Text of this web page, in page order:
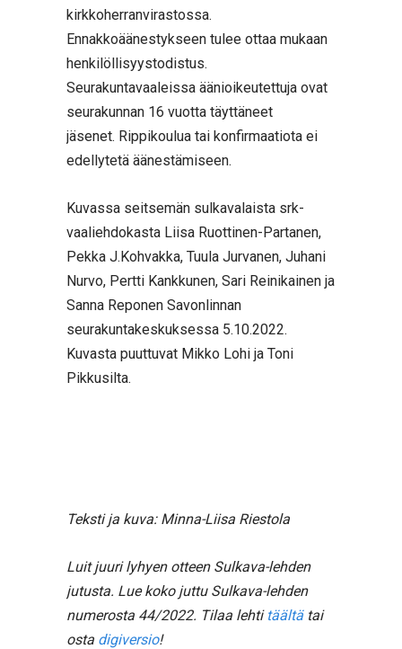
kirkkoherranvirastossa.
Ennakkoäänestykseen tulee ottaa mukaan
henkilöllisyystodistus.
Seurakuntavaaleissa äänioikeutettuja ovat
seurakunnan 16 vuotta täyttäneet
jäsenet. Rippikoulua tai konfirmaatiota ei
edellytetä äänestämiseen.
Kuvassa seitsemän sulkavalaista srk-
vaaliehdokasta Liisa Ruottinen-Partanen,
Pekka J.Kohvakka, Tuula Jurvanen, Juhani
Nurvo, Pertti Kankkunen, Sari Reinikainen ja
Sanna Reponen Savonlinnan
seurakuntakeskuksessa 5.10.2022.
Kuvasta puuttuvat Mikko Lohi ja Toni
Pikkusilta.
Teksti ja kuva: Minna-Liisa Riestola
Luit juuri lyhyen otteen Sulkava-lehden
jutusta. Lue koko juttu Sulkava-lehden
numerosta 44/2022. Tilaa lehti täältätai
osta digiversio!